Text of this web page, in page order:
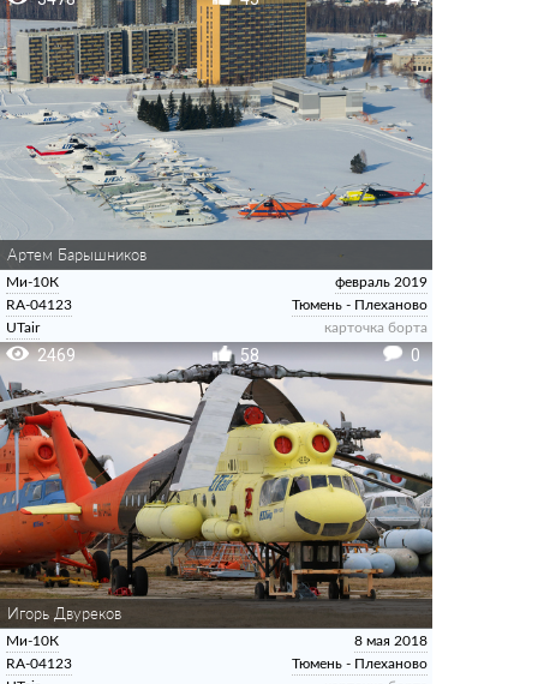
Артем Барышников
Ми-10К
RA-04123
UTair
февраль 2019
Тюмень - Плеханово
карточка борта
2469 58 0
Игорь Двуреков
Ми-10К
RA-04123
8 мая 2018
Тюмень - Плеханово